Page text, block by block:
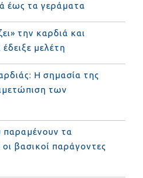
έως τα γεράματα
την καρδιά και
μελέτη
Η σημασία της
των
παραμένουν τα
βασικοί παράγοντες